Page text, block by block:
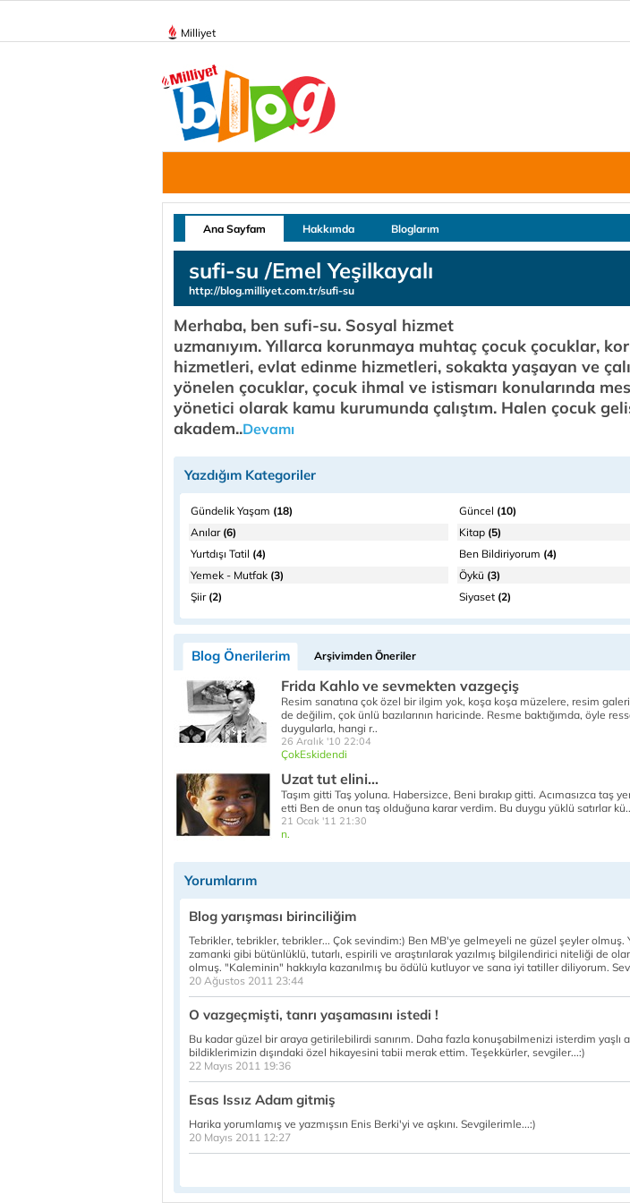
Milliyet
Ana Sayfam Hakkımda Bloglarım
sufi-su /Emel Yeşilkayalı
http://blog.milliyet.com.tr/sufi-su
Merhaba, ben sufi-su. Sosyal hizmet
uzmanıyım. Yıllarca korunmaya muhtaç çocuk çocuklar,
hizmetleri, evlat edinme hizmetleri, sokakta yaşayan ve
yönelen çocuklar, çocuk ihmal ve istismarı konularında
yönetici olarak kamu kurumunda çalıştım. Halen çocuk
akadem..Devamı
Yazdığım Kategoriler
Gündelik Yaşam (18) Güncel (10)
Anılar(6) Kitap (5)
Yurtdışı Tatil (4) Ben Bildiriyorum (4)
Yemek - Mutfak (3) Öykü (3)
Şiir(2) Siyaset (2)
Blog Önerilerim Arşivimden Öneriler
Frida Kahlo ve sevmekten vazgeçiş
Resim sanatına çok özel bir ilgim yok, koşa koşa müzelere, resim
de değilim, çok ünlü bazılarının haricinde. Resme baktığımda, öyle
duygularla, hangi r..
26 Aralık '10 22:04
ÇokEskidendi
Uzat tut elini...
Taşım gitti Taş yoluna. Habersizce, Beni bırakıp gitti. Acımasızca taş
etti Ben de onun taş olduğuna karar verdim. Bu duygu yüklü satırlar kü..
21 Ocak '11 21:30
n.
Yorumlarım
Blog yarışması birinciliğim
Tebrikler, tebrikler, tebrikler... Çok sevindim:) Ben MB'ye gelmeyeli ne güzel şeyler olmuş.
zamanki gibi bütünlüklü, tutarlı, espirili ve araştırılarak yazılmış bilgilendirici niteliği de
olmuş. "Kaleminin" hakkıyla kazanılmış bu ödülü kutluyor ve sana iyi tatiller diliyorum.
20 Ağustos 2011 23:44
O vazgeçmişti, tanrı yaşamasını istedi !
Bu kadar güzel bir araya getirilebilirdi sanırım. Daha fazla konuşabilmenizi isterdim yaşlı
bildiklerimizin dışındaki özel hikayesini tabii merak ettim. Teşekkürler, sevgiler...:)
22 Mayıs 2011 19:36
Esas Issız Adam gitmiş
Harika yorumlamış ve yazmışsın Enis Berki'yi ve aşkını. Sevgilerimle...:)
20 Mayıs 2011 12:27